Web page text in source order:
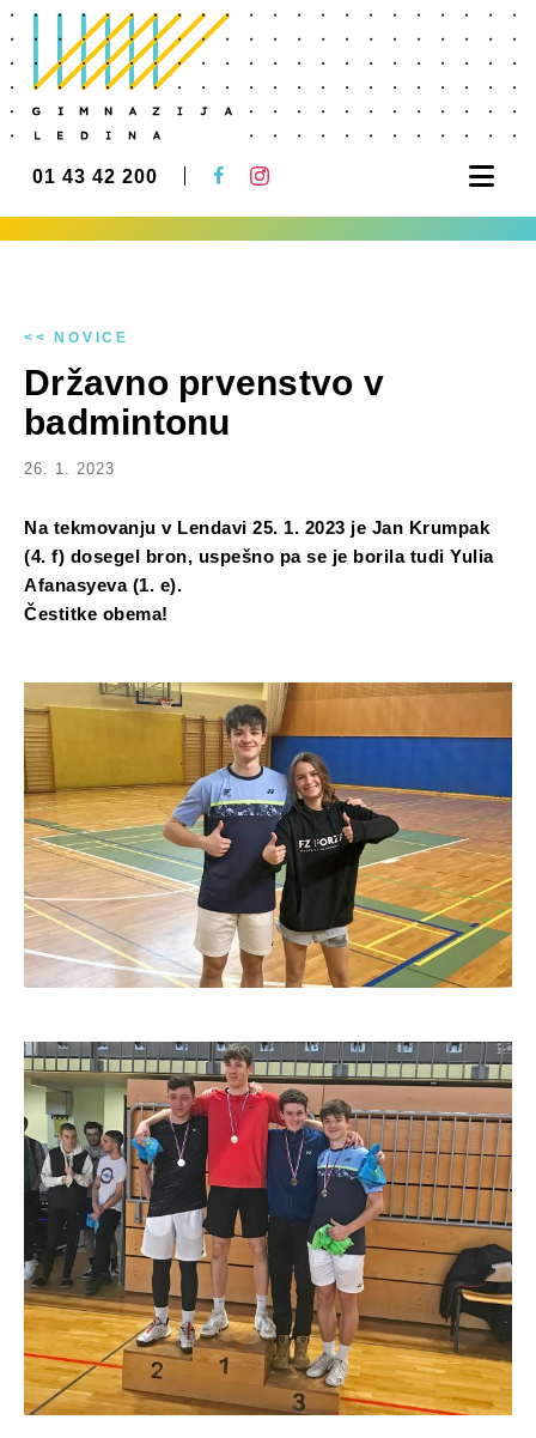
01 43 42 200
<< NOVICE
Državno prvenstvo v
badmintonu
26. 1. 2023
Na tekmovanju v Lendavi 25. 1. 2023 je Jan Krumpak
(4. f) dosegel bron, uspešno pa se je borila tudi Yulia
Afanasyeva (1. e).
Čestitke obema!